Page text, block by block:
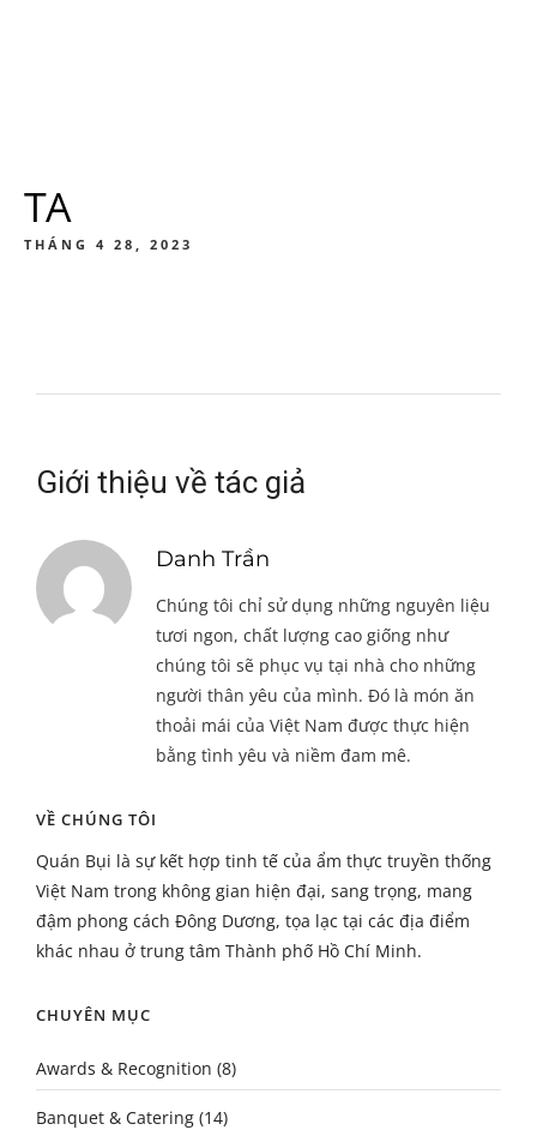
TA
THÁNG 4 28, 2023
Giới thiệu về tác giả
Danh Trần
Chúng tôi chỉ sử dụng những nguyên liệu
tươi ngon, chất lượng cao giống như
chúng tôi sẽ phục vụ tại nhà cho những
người thân yêu của mình. Đó là món ăn
thoải mái của Việt Nam được thực hiện
bằng tình yêu và niềm đam mê.
VỀ CHÚNG TÔI
Quán Bụi là sự kết hợp tinh tế của ẩm thực truyền thống
Việt Nam trong không gian hiện đại, sang trọng, mang
đậm phong cách Đông Dương, tọa lạc tại các địa điểm
khác nhau ở trung tâm Thành phố Hồ Chí Minh.
CHUYÊN MỤC
Awards & Recognition (8)
Banquet & Catering (14)